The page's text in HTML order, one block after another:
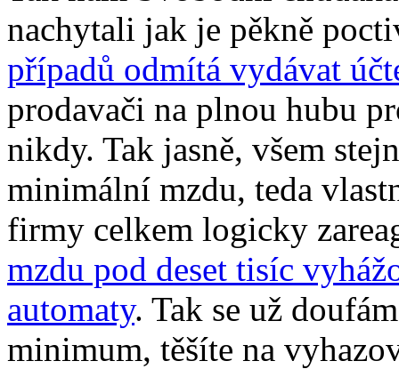
nachytali jak je pěkně
případů odmítá vydávat
prodavači na plnou hubu
nikdy. Tak jasně, všem
minimální mzdu, teda
firmy celkem logicky
mzdu pod deset tisíc
automaty. Tak se už
minimum, těšíte na